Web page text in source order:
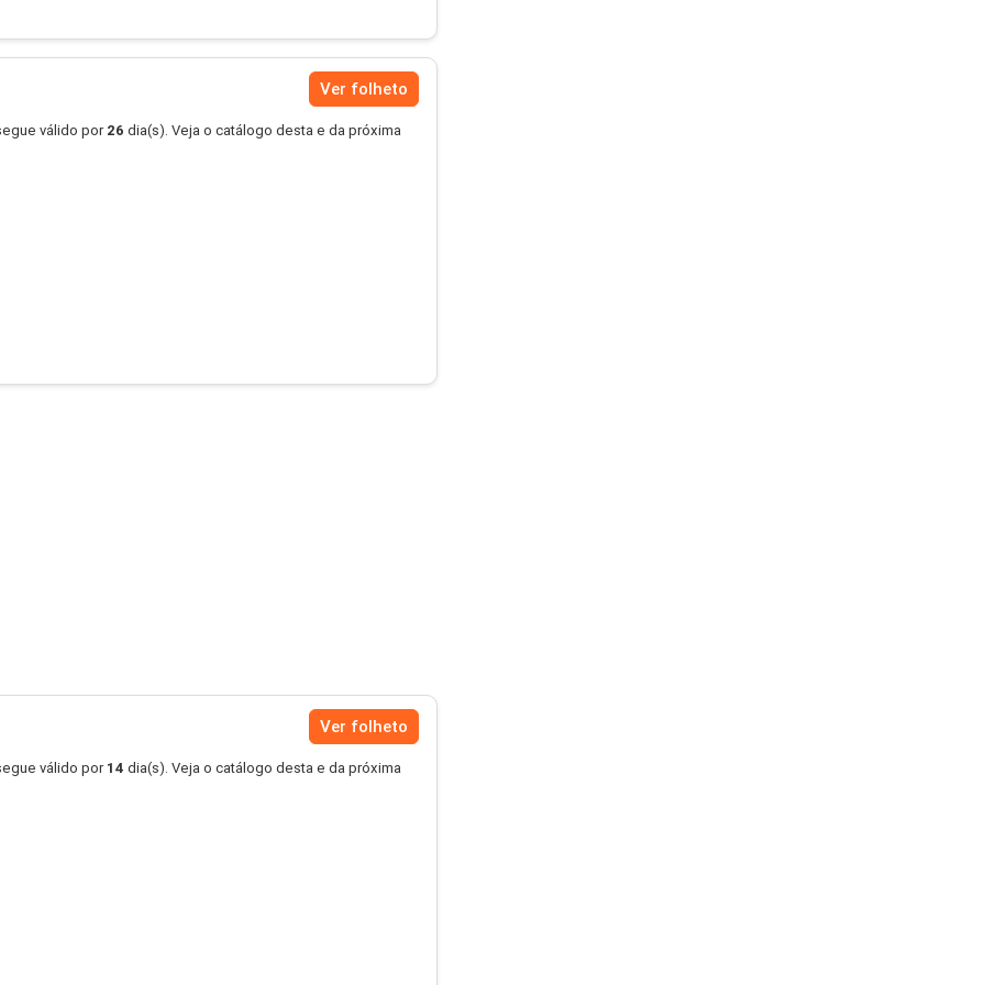
Ver folheto
válido por 26 dia(s). Veja o catálogo desta e da próxima
Ver folheto
válido por 14 dia(s). Veja o catálogo desta e da próxima